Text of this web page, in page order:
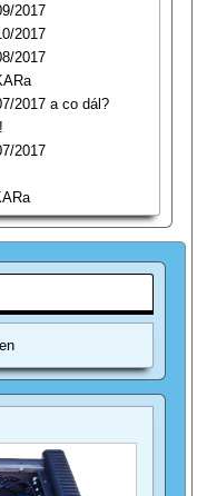
2017
2017
2017
2017 a co dál?
2017